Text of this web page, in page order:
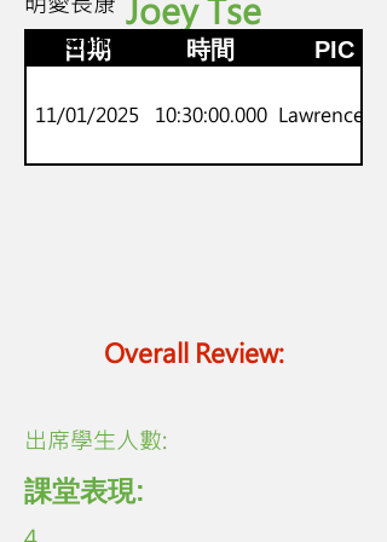
Joey Tse
日期 時間 PIC
11/01/2025 10:30:00.000 Lawrence Lo
Overall Review:
劍橋starters
​出席學生人數:
課堂表現: